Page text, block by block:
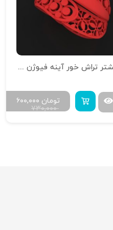
انگشتر تراش خور آینه فیوژن R-T-16
۷۳۰,۰۰۰
۶۰۰,۰۰۰ تومان